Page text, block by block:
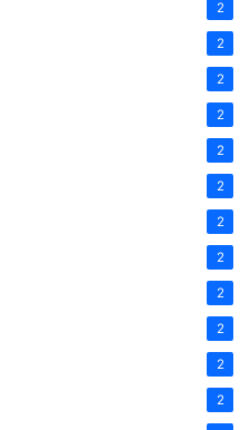
2
2
2
2
2
2
2
2
2
2
2
2